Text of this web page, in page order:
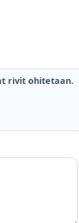
rivit ohitetaan.